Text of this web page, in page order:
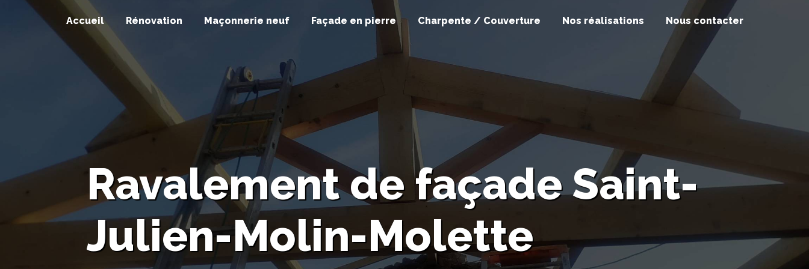
Accueil Rénovation Maçonnerie neuf Façade en pierre Charpente / Couverture Nos réalisations Nous contacter
Ravalement de façade Saint-
Julien-Molin-Molette
Panneau de gestion des cookies